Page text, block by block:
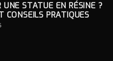
UNE
STATUE
À
UNE STATUE EN RÉSINE ?
CONSEILS PRATIQUES